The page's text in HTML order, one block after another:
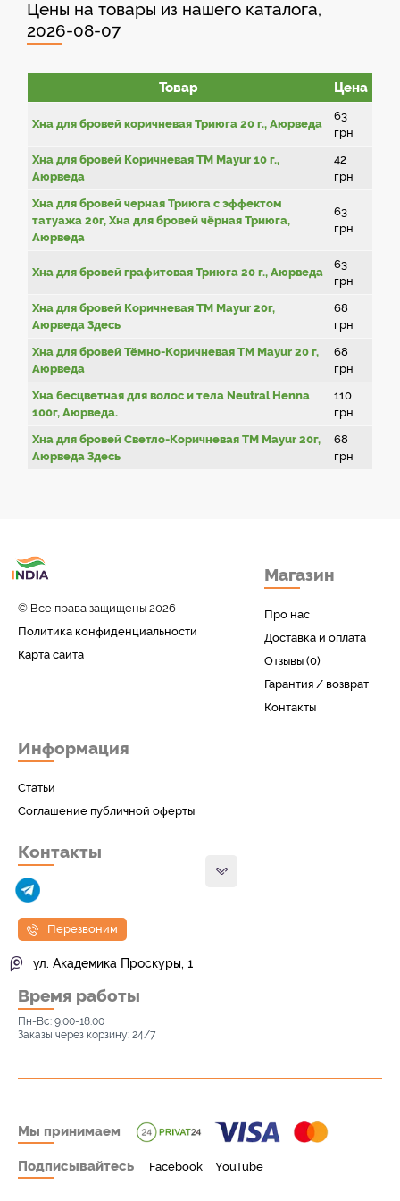
Цены на товары из нашего каталога,
2026-08-07
Товар Цена
Хна для бровей коричневая Триюга 20 г., Аюрведа
63
грн
Хна для бровей Коричневая ТМ Mayur 10 г.,
Аюрведа
42
грн
Хна для бровей черная Триюга с эффектом
татуажа 20г, Хна для бровей чёрная Триюга,
Аюрведа
63
грн
Хна для бровей графитовая Триюга 20 г., Аюрведа
63
грн
Хна для бровей Коричневая ТМ Mayur 20г,
Аюрведа Здесь
68
грн
Хна для бровей Тёмно-Коричневая ТМ Mayur 20 г,
Аюрведа
68
грн
Хна бесцветная для волос и тела Neutral Henna
100г, Аюрведа.
110
грн
Хна для бровей Светло-Коричневая ТМ Mayur 20г,
Аюрведа Здесь
68
грн
© Все права защищены 2026
Политика конфиденциальности
Карта сайта
Магазин
Про нас
Доставка и оплата
Отзывы (0)
Гарантия / возврат
Контакты
Информация
Статьи
Соглашение публичной оферты
Контакты
Перезвоним
ул. Академика Проскуры, 1
Время работы
Пн-Вс: 9.00-18.00
Заказы через корзину: 24/7
Мы принимаем
Подписывайтесь Facebook YouTube